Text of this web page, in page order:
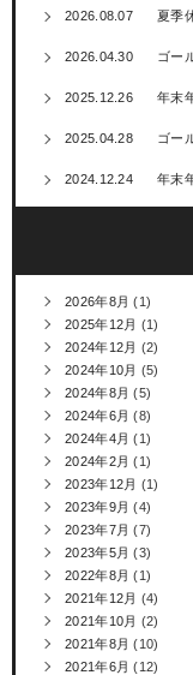
2026.08.07 夏季
2026.04.30 ゴー
2025.12.26 年末
2025.04.28 ゴー
2024.12.24 年末
2026年8月 (1)
2025年12月 (1)
2024年12月 (2)
2024年10月 (5)
2024年8月 (5)
2024年6月 (8)
2024年4月 (1)
2024年2月 (1)
2023年12月 (1)
2023年9月 (4)
2023年7月 (7)
2023年5月 (3)
2022年8月 (1)
2021年12月 (4)
2021年10月 (2)
2021年8月 (10)
2021年6月 (12)